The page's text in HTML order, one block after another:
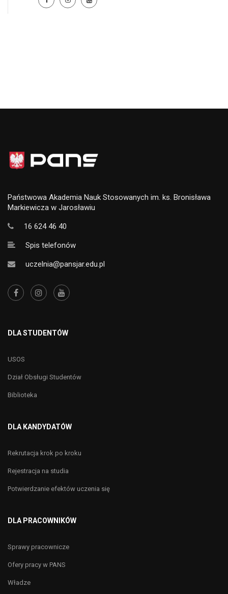
Państwowa Akademia Nauk Stosowanych im. ks. Bronisława
Markiewicza w Jarosławiu
16 624 46 40
Spis telefonów
uczelnia@pansjar.edu.pl
DLA STUDENTÓW
USOS
Dział Obsługi Studentów
Biblioteka
DLA KANDYDATÓW
Rekrutacja krok po kroku
Rejestracja na studia
Potwierdzanie efektów uczenia się
DLA PRACOWNIKÓW
Sprawy pracownicze
Ofery pracy w PANS
Władze